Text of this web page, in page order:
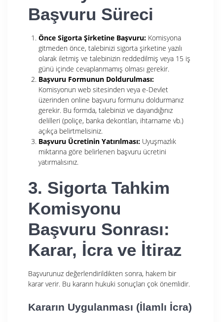
Başvuru Süreci
Önce Sigorta Şirketine Başvuru: Komisyona
gitmeden önce, talebinizi sigorta şirketine yazılı
olarak iletmiş ve talebinizin reddedilmiş veya 15 iş
günü içinde cevaplanmamış olması gerekir.
Başvuru Formunun Doldurulması:
Komisyonun web sitesinden veya e-Devlet
üzerinden online başvuru formunu doldurmanız
gerekir. Bu formda, talebinizi ve dayandığınız
delilleri (poliçe, banka dekontları, ihtarname vb.)
açıkça belirtmelisiniz.
Başvuru Ücretinin Yatırılması: Uyuşmazlık
miktarına göre belirlenen başvuru ücretini
yatırmalısınız.
3. Sigorta Tahkim
Komisyonu
Başvuru Sonrası:
Karar, İcra ve İtiraz
Başvurunuz değerlendirildikten sonra, hakem bir
karar verir. Bu kararın hukuki sonuçları çok önemlidir.
Kararın Uygulanması (İlamlı İcra)